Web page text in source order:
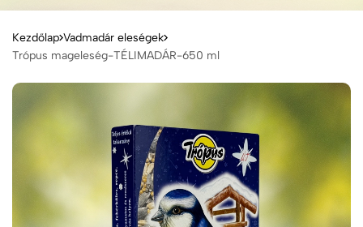
Kezdőlap Vadmadár eleségek
Trópus mageleség-TÉLIMADÁR-650 ml